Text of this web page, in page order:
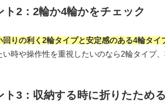
ト2：2輪か4輪かをチェック
回りの利く2輪タイプと安定感のある4輪タイ
い時や操作性を重視したいのなら2輪タイプ
ト3：収納する時に折りたため